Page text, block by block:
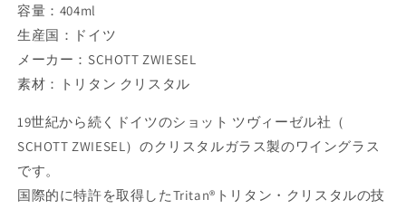
容量：404ml
生産国：ドイツ
メーカー：SCHOTT ZWIESEL
素材：トリタン クリスタル
19世紀から続くドイツのショット ツヴィーゼル社（
SCHOTT ZWIESEL）のクリスタルガラス製のワイングラス
です。
国際的に特許を取得したTritan®トリタン・クリスタルの技